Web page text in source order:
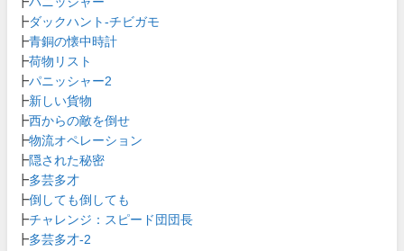
┣ダックハント-チビガモ
┣青銅の懐中時計
┣荷物リスト
┣パニッシャー2
┣新しい貨物
┣西からの敵を倒せ
┣物流オペレーション
┣隠された秘密
┣多芸多才
┣倒しても倒しても
┣チャレンジ：スピード団団長
┣多芸多才-2